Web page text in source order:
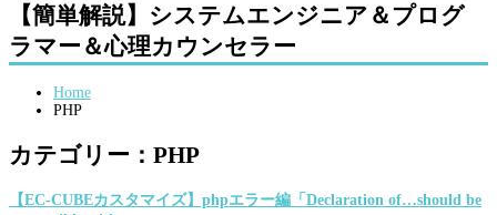
【簡単解説】システムエンジニア＆プログ
ラマー＆心理カウンセラー
Home
PHP
カテゴリー：PHP
【EC-CUBEカスタマイズ】phpエラー編「Declaration of…should be